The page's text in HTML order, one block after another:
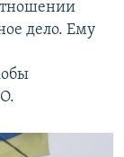
дело. Ему